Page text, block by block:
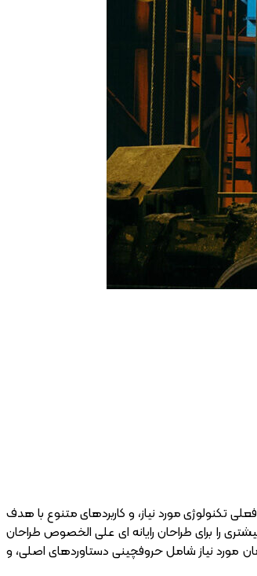
تکنولوژی مورد نیاز، و کاربردهای متنوع با هدف
را برای طراحان رایانه ای علی الخصوص طراحان
مورد نیاز شامل حروفچینی دستاوردهای اصلی، و